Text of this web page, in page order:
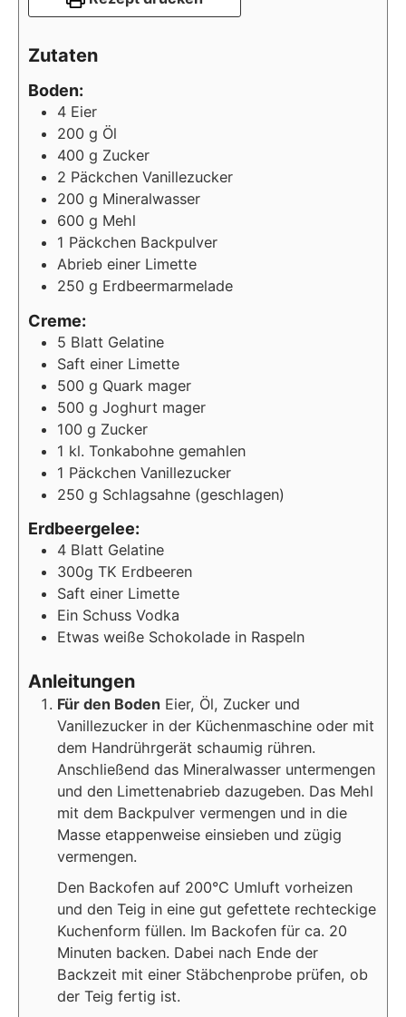
Zutaten
Boden:
4 Eier
200 g Öl
400 g Zucker
2 Päckchen Vanillezucker
200 g Mineralwasser
600 g Mehl
1 Päckchen Backpulver
Abrieb einer Limette
250 g Erdbeermarmelade
Creme:
5 Blatt Gelatine
Saft einer Limette
500 g Quark mager
500 g Joghurt mager
100 g Zucker
1 kl. Tonkabohne gemahlen
1 Päckchen Vanillezucker
250 g Schlagsahne (geschlagen)
Erdbeergelee:
4 Blatt Gelatine
300g TK Erdbeeren
Saft einer Limette
Ein Schuss Vodka
Etwas weiße Schokolade in Raspeln
Anleitungen
Für den Boden Eier, Öl, Zucker und
Vanillezucker in der Küchenmaschine oder mit
dem Handrührgerät schaumig rühren.
Anschließend das Mineralwasser untermengen
und den Limettenabrieb dazugeben. Das Mehl
mit dem Backpulver vermengen und in die
Masse etappenweise einsieben und zügig
vermengen.
Den Backofen auf 200°C Umluft vorheizen
und den Teig in eine gut gefettete rechteckige
Kuchenform füllen. Im Backofen für ca. 20
Minuten backen. Dabei nach Ende der
Backzeit mit einer Stäbchenprobe prüfen, ob
der Teig fertig ist.